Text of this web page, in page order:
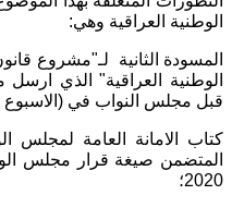
الوطنية العراقية وهي:
المسودة الثانية لـ"مشروع
الوطنية العراقية" الذي
قبل مجلس النواب في (الاسبوع 39 :20-25 ايلول 2020)؛
2020؛